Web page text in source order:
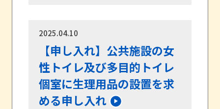
2025.04.10
【申し入れ】公共施設の女
性トイレ及び多目的トイレ
個室に生理用品の設置を求
める申し入れ